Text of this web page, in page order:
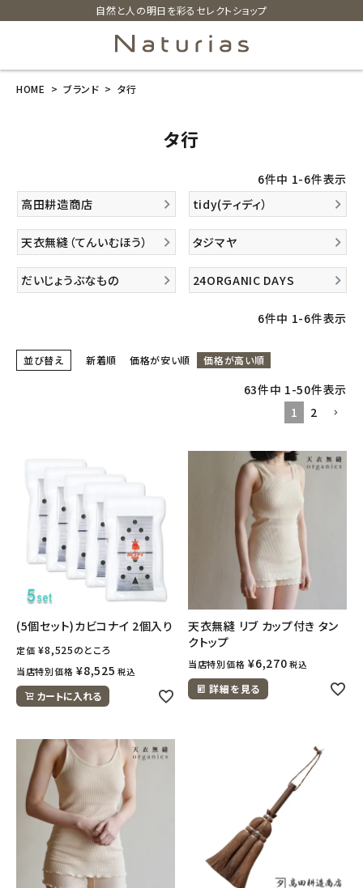
自然と人の明日を彩るセレクトショップ
新商品
カテゴリーから探す
美容・コスメ・香水
日用品雑貨
キッズ・ベビー・マタニティ
キッチン用品
フード・ドリンク
定期購入
オリジナルブランド
エコリュクス
エコメイト
ナチュラプラス
HOME ブランド タ行
タ行
6件中 1-6件表示
高田耕造商店
tidy(ティディ）
天衣無縫（てんいむほう） タジマヤ
だいじょうぶなもの 24ORGANIC DAYS
6件中 1-6件表示
並び替え 新着順 価格が安い順 価格が高い順
63件中 1-50件表示
1
2
(5個セット)カビコナイ 2個入り
定価 ¥8,525のところ
当店特別価格 ¥8,525 税込
カートに入れる
天衣無縫 リブ カップ付き タン
クトップ
当店特別価格 ¥6,270 税込
詳細を見る